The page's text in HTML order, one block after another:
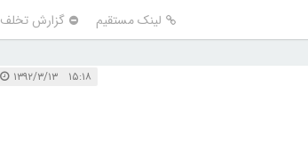
لینک مستقیم گزارش تخلف
۱۵:۱۸ ۱۳۹۲/۳/۱۳